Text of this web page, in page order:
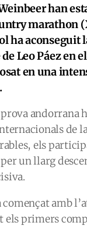
han
marathon
ha
Leo Páez
en una
andorrana
de
els
un llarg
amb
primers